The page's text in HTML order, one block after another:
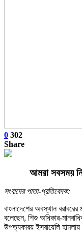
0 302
Share
আমরা সবসময়
সংবাদের পাতা-প্রতিবেদক:
বাংলাদেশের অবস্থান বরাবরের
বলেছেন, শিশু অধিকার-
উপত্যকারয় ইসরায়েলি